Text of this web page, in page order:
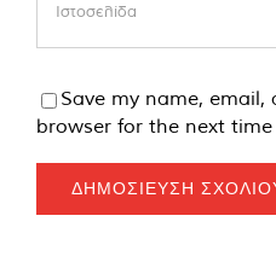
Save my name,
browser for the next time